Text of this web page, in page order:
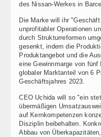
des Nissan-Werkes in
Die Marke will ihr
unprofitabler Operationen
durch Strukturreformen
gesenkt, indem die
Produktangebot und die
eine Gewinnmarge von
globaler Marktanteil von 6
Geschäftsjahres 2023.
CEO Uchida will so "ein
übermäßigen
auf Kernkompetenzen
Disziplin beibehalten.
Abbau von